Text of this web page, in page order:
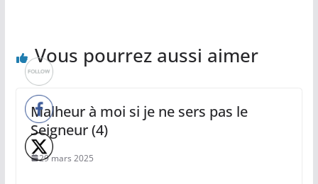
Vous pourrez aussi aimer
Malheur à moi si je ne sers pas le
Seigneur (4)
29 mars 2025